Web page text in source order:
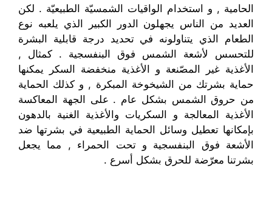
الحامية , و استخدام الواقيات الشمسيّة الطبيعيّة . لكن
العديد من الناس يجهلون الدور الكبير الذي يلعبه نوع
الطعام الذي يتناولونه في تحديد درجة قابلية البشرة
للتحسس لأشعة الشمس فوق البنفسجية . كمثال ,
الأغذية غير المصّنعة و الأغذية منخفضة السكر يمكنها
حماية بشرتك من الشيخوخة المبكرة , و كذلك الحماية
من حروق الشمس بشكل عام . على الجهة المعاكسة
الأغذية المعالجة و السكريات والأغذية الغنية بالدهون
بإمكانها تعطيل وسائل الحماية الطبيعية في بشرتها ضد
الأشعة فوق البنفسجية و تحت الحمراء , مما يجعل
بشرتنا معرّضة للحرق بشكل أسرع .